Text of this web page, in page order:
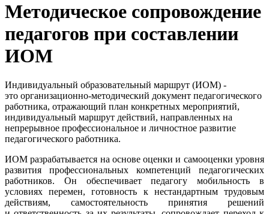
Методическое сопровождение
педагогов при составлении
ИОМ
Индивидуальный образовательный маршрут (ИОМ) -
это организационно-методический документ педагогического
работника, отражающий план конкретных мероприятий,
индивидуальный маршрут действий, направленных на
непрерывное профессиональное и личностное развитие
педагогического работника.
ИОМ разрабатывается на основе оценки и самооценки уровня
развития профессиональных компетенций педагогических
работников. Он обеспечивает педагогу мобильность в
условиях перемен, готовность к нестандартным трудовым
действиям, самостоятельность принятия решений